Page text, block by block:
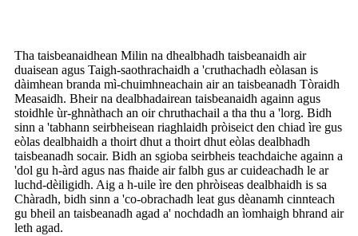
Tha taisbeanaidhean Milin na dhealbhadh taisbeanaidh air
duaisean agus Taigh-saothrachaidh a 'cruthachadh eòlasan is
dàimhean branda mì-chuimhneachain air an taisbeanadh Tòraidh
Measaidh. Bheir na dealbhadairean taisbeanaidh againn agus
stoidhle ùr-ghnàthach an oir chruthachail a tha thu a 'lorg. Bidh
sinn a 'tabhann seirbheisean riaghlaidh pròiseict den chiad ìre gus
eòlas dealbhaidh a thoirt dhut a thoirt dhut eòlas dealbhadh
taisbeanadh socair. Bidh an sgioba seirbheis teachdaiche againn a
'dol gu h-àrd agus nas fhaide air falbh gus ar cuideachadh le ar
luchd-dèiligidh. Aig a h-uile ìre den phròiseas dealbhaidh is sa
Chàradh, bidh sinn a 'co-obrachadh leat gus dèanamh cinnteach
gu bheil an taisbeanadh agad a' nochdadh an ìomhaigh bhrand air
leth agad.